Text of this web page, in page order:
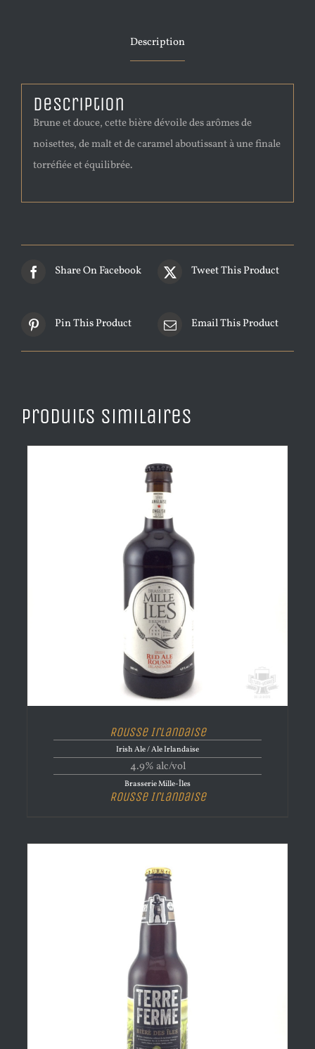
Description
Description
Brune et douce, cette bière dévoile des arômes de
noisettes, de malt et de caramel aboutissant à une finale
torréfiée et équilibrée.
Share On Facebook Tweet This Product
Pin This Product Email This Product
Produits similaires
Rousse Irlandaise
Irish Ale / Ale Irlandaise
4.9% alc/vol
Brasserie Mille-Îles
Rousse Irlandaise